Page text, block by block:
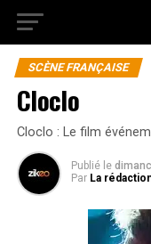
SCÈNE FRANÇAISE
Cloclo
Cloclo : Le film
Publié le
Par La